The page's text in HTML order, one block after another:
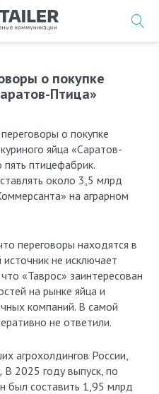
о покупке
Птица»
яйца «Саратов-
птицефабрик.
около 3,5 млрд
на аграрном
переговоры находятся в
не исключает
«Таврос» заинтересован
на рынке яйца и
компаний. В самой
не ответили.
агрохолдингов России,
В 2025 году выпуск, по
был составить 1,95 млрд